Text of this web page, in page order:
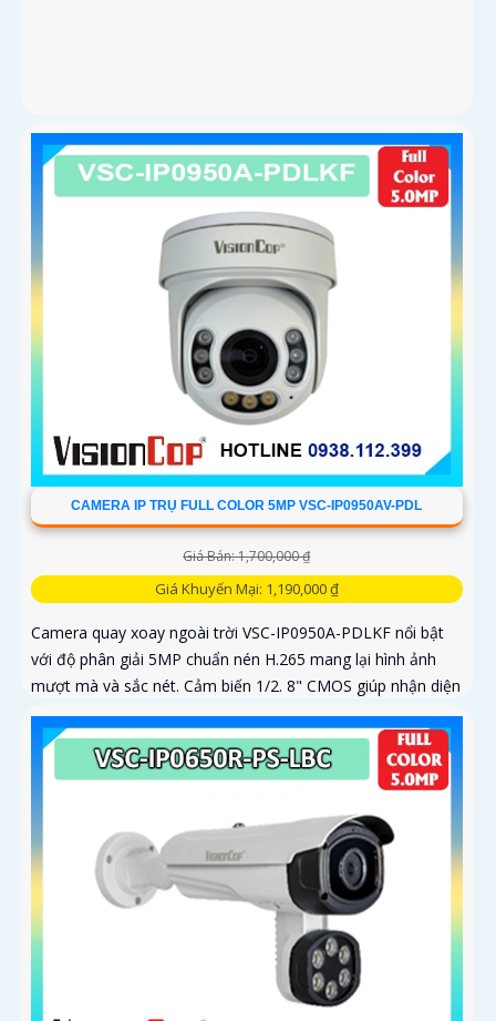
CAMERA IP TRỤ FULL COLOR 5MP VSC-IP0950AV-PDL
Giá Bán: 1,700,000 ₫
Giá Khuyến Mại: 1,190,000 ₫
Camera quay xoay ngoài trời VSC-IP0950A-PDLKF nổi bật
với độ phân giải 5MP chuẩn nén H.265 mang lại hình ảnh
mượt mà và sắc nét. Cảm biến 1/2. 8" CMOS giúp nhận diện
ánh sáng...